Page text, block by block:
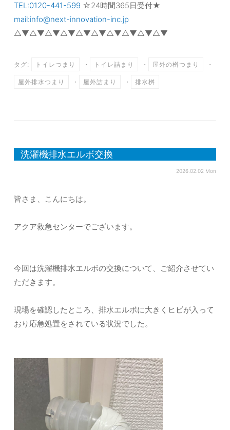
TEL:0120-441-599 ☆24時間365日受付★
mail:info@next-innovation-inc.jp
△▼△▼△▼△▼△▼△▼△▼△▼△▼△▼
タグ: トイレつまり ・ トイレ詰まり ・ 屋外の桝つまり ・
屋外排水つまり ・ 屋外詰まり ・ 排水桝
洗濯機排水エルボ交換
2026.02.02 Mon
皆さま、こんにちは。
アクア救急センターでございます。
今回は洗濯機排水エルボの交換について、ご紹介させてい
ただきます。
現場を確認したところ、排水エルボに大きくヒビが入って
おり応急処置をされている状況でした。